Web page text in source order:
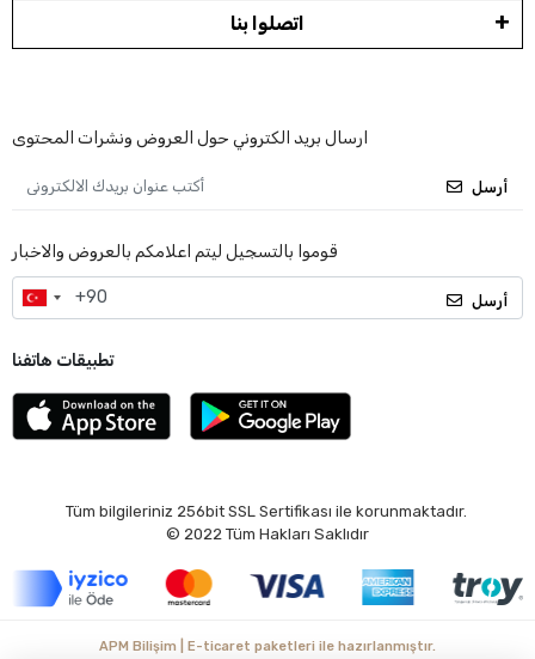
اتصلوا بنا
ارسال بريد الكتروني حول العروض ونشرات المحتوى
أرسل
قوموا بالتسجيل ليتم اعلامكم بالعروض والاخبار
أرسل
تطبيقات هاتفنا
Tüm bilgileriniz 256bit SSL Sertifikası ile korunmaktadır.
© 2022 Tüm Hakları Saklıdır
APM Bilişim | E-ticaret paketleri ile hazırlanmıştır.